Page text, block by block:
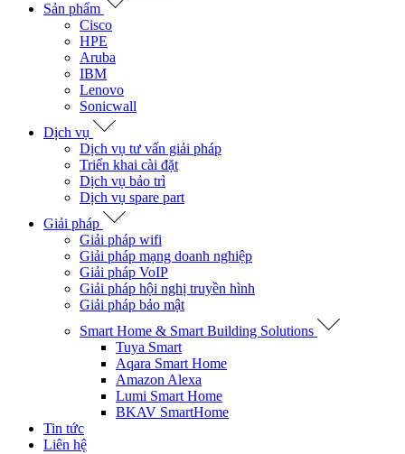
Sản phẩm
Cisco
HPE
Aruba
IBM
Lenovo
Sonicwall
Dịch vụ
Dịch vụ tư vấn giải pháp
Triển khai cài đặt
Dịch vụ bảo trì
Dịch vụ spare part
Giải pháp
Giải pháp wifi
Giải pháp mạng doanh nghiệp
Giải pháp VoIP
Giải pháp hội nghị truyền hình
Giải pháp bảo mật
Smart Home & Smart Building Solutions
Tuya Smart
Aqara Smart Home
Amazon Alexa
Lumi Smart Home
BKAV SmartHome
Tin tức
Liên hệ